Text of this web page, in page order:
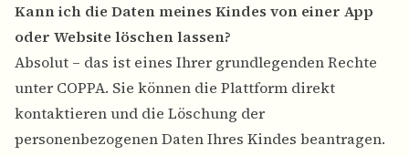
Kann ich die Daten meines Kindes von einer App
oder Website löschen lassen?
Absolut – das ist eines Ihrer grundlegenden Rechte
unter COPPA. Sie können die Plattform direkt
kontaktieren und die Löschung der
personenbezogenen Daten Ihres Kindes beantragen.